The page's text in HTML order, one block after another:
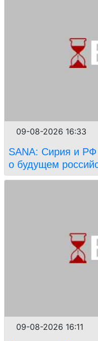
09-08-2026 16:33
SANA: Сирия и
о будущем
09-08-2026 16:11